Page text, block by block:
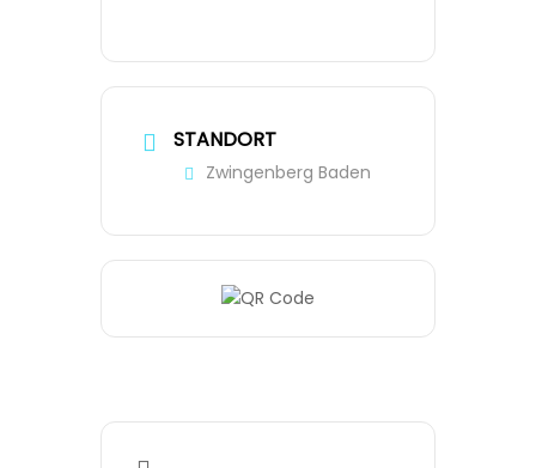
STANDORT
Zwingenberg Baden